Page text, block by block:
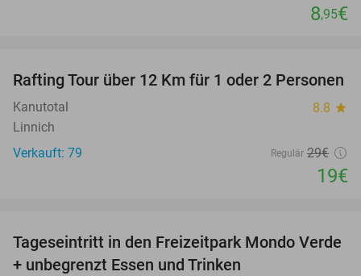
8,95€
34%
Rafting Tour über 12 Km für 1 oder 2 Personen
Kanutotal 8.8 star
Linnich
Verkauft: 79
Regulär 29€
19€
25%
Tageseintritt in den Freizeitpark Mondo Verde
+ unbegrenzt Essen und Trinken